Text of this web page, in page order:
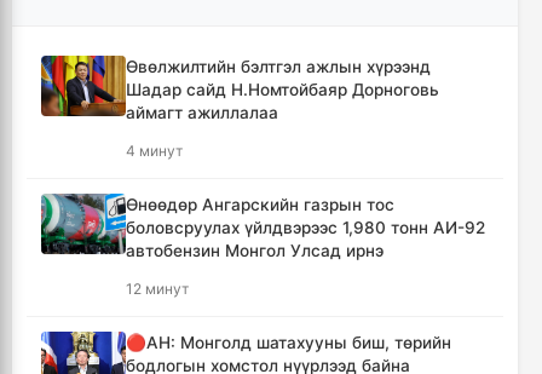
Өвөлжилтийн бэлтгэл ажлын хүрээнд
Шадар сайд Н.Номтойбаяр Дорноговь
аймагт ажиллалаа
4 минут
Өнөөдөр Ангарскийн газрын тос
боловсруулах үйлдвэрээс 1,980 тонн АИ-92
автобензин Монгол Улсад ирнэ
12 минут
🔴АН: Монголд шатахууны биш, төрийн
бодлогын хомстол нүүрлээд байна